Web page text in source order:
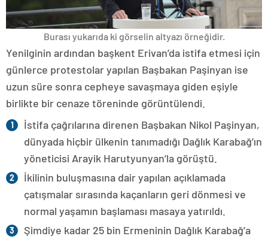
Burası yukarıda ki görselin altyazı örneğidir.
Yenilginin ardından başkent Erivan’da istifa etmesi için
günlerce protestolar yapılan Başbakan Paşinyan ise
uzun süre sonra cepheye savaşmaya giden eşiyle
birlikte bir cenaze töreninde görüntülendi.
İstifa çağrılarına direnen Başbakan Nikol Paşinyan,
dünyada hiçbir ülkenin tanımadığı Dağlık Karabağ’ın
yöneticisi Arayik Harutyunyan’la görüştü.
İkilinin buluşmasına dair yapılan açıklamada
çatışmalar sırasında kaçanların geri dönmesi ve
normal yaşamın başlaması masaya yatırıldı.
Şimdiye kadar 25 bin Ermeninin Dağlık Karabağ’a